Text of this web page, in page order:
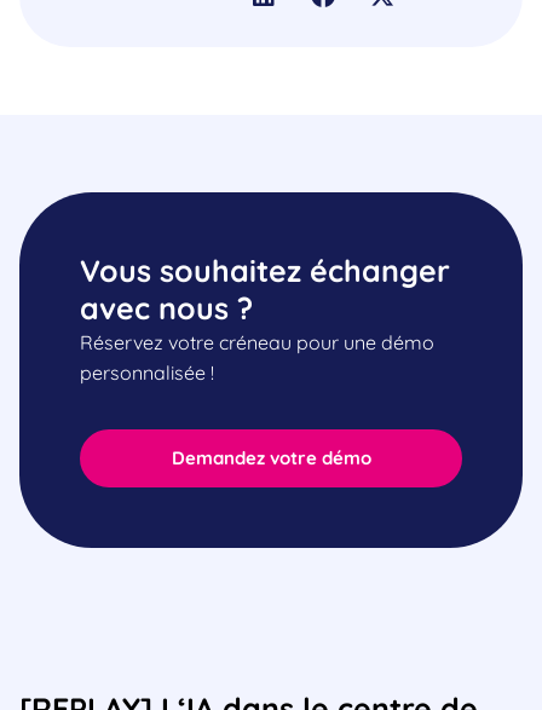
Demandez votre démo
Vous souhaitez échanger
avec nous ?
Réservez votre créneau pour une démo
personnalisée !